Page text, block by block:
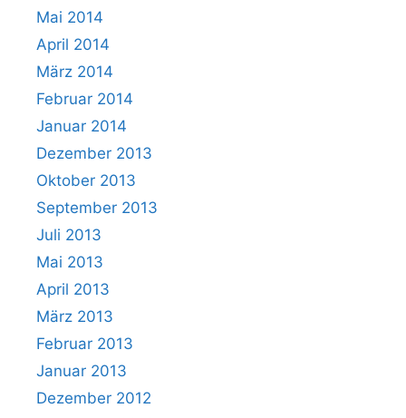
Mai 2014
April 2014
März 2014
Februar 2014
Januar 2014
Dezember 2013
Oktober 2013
September 2013
Juli 2013
Mai 2013
April 2013
März 2013
Februar 2013
Januar 2013
Dezember 2012